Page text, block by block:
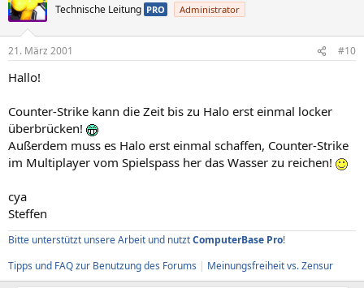
Technische Leitung PRO Administrator
21. März 2001 #10
Hallo!
Counter-Strike kann die Zeit bis zu Halo erst einmal locker
überbrücken!
Außerdem muss es Halo erst einmal schaffen, Counter-Strike
im Multiplayer vom Spielspass her das Wasser zu reichen!
cya
Steffen
Bitte unterstützt unsere Arbeit und nutztComputerBase Pro!
Tipps und FAQ zur Benutzung des Forums | Meinungsfreiheit vs. Zensur